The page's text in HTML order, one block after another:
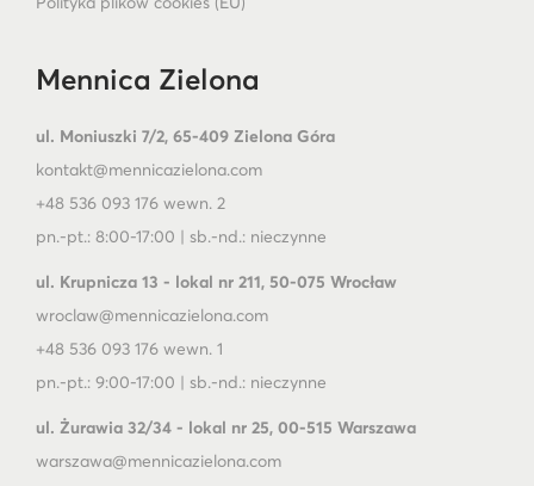
Mennica Zielona
ul. Moniuszki 7/2, 65-409 Zielona Góra
kontakt@mennicazielona.com
+48 536 093 176 wewn. 2
pn.-pt.: 8:00-17:00 | sb.-nd.: nieczynne
ul. Krupnicza 13 - lokal nr 211, 50-075 Wrocław
wroclaw@mennicazielona.com
+48 536 093 176 wewn. 1
pn.-pt.: 9:00-17:00 | sb.-nd.: nieczynne
ul. Żurawia 32/34 - lokal nr 25, 00-515 Warszawa
warszawa@mennicazielona.com